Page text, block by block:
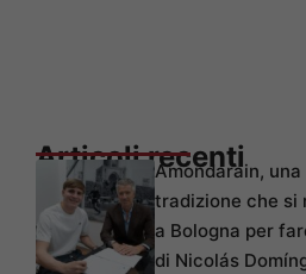
Articoli recenti
Amondarain, una
tradizione che si
a Bologna per
di Nicolás